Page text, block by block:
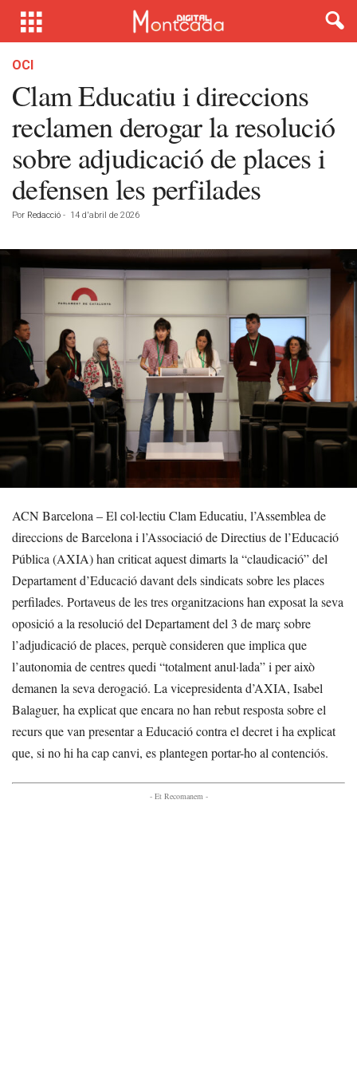
OCI
Clam Educatiu i direccions
reclamen derogar la resolució
sobre adjudicació de places i
defensen les perfilades
Por Redacció - 14 d'abril de 2026
ACN Barcelona – El col·lectiu Clam Educatiu, l’Assemblea de
direccions de Barcelona i l’Associació de Directius de l’Educació
Pública (AXIA) han criticat aquest dimarts la “claudicació” del
Departament d’Educació davant dels sindicats sobre les places
perfilades. Portaveus de les tres organitzacions han exposat la seva
oposició a la resolució del Departament del 3 de març sobre
l’adjudicació de places, perquè consideren que implica que
l’autonomia de centres quedi “totalment anul·lada” i per això
demanen la seva derogació. La vicepresidenta d’AXIA, Isabel
Balaguer, ha explicat que encara no han rebut resposta sobre el
recurs que van presentar a Educació contra el decret i ha explicat
que, si no hi ha cap canvi, es plantegen portar-ho al contenciós.
- Et Recomanem -